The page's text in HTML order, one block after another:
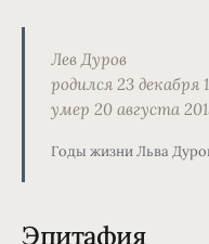
Лев Дуров
родился 23 декабря
умер 20 августа
Годы жизни Льва
Эпитафия